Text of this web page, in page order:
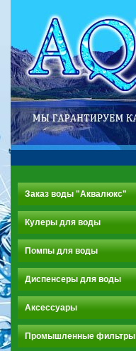
Заказ воды "Аквалюкс"
Кулеры для воды
Помпы для воды
Диспенсеры для воды
Аксессуары
Промышленные фильтры